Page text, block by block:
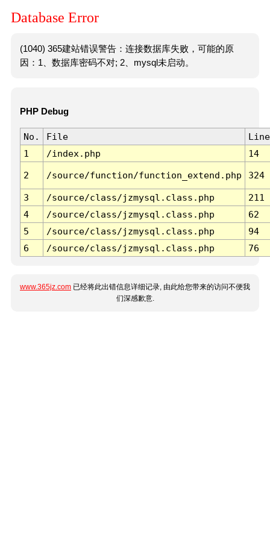
Database Error
(1040) 365建站错误警告：连接数据库失败，可能的原
因：1、数据库密码不对; 2、mysql未启动。
PHP Debug
No. File
Line
1
/index.php 14
2 /source/function/function_extend.php 324
3 /source/class/jzmysql.class.php
211
4
/source/class/jzmysql.class.php
62
5
/source/class/jzmysql.class.php
94
6
/source/class/jzmysql.class.php 76
www.365jz.com 已经将此出错信息详细记录, 由此给您带来的访问不便我
们深感歉意.